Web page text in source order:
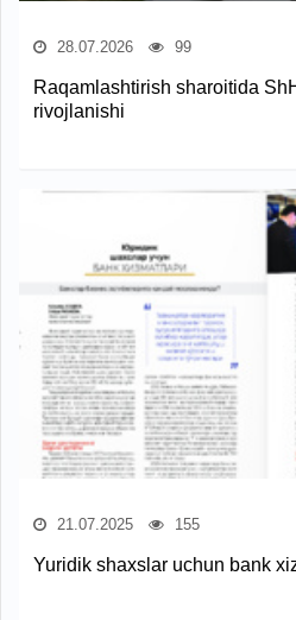
28.07.2026 99
Raqamlashtirish sharoitida
rivojlanishi
21.07.2025 155
Yuridik shaxslar uchun bank